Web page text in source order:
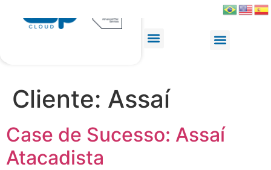
Cliente: Assaí
Case de Sucesso: Assaí
Atacadista